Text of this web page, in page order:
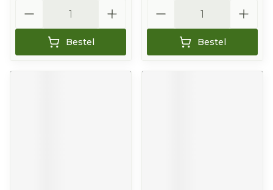
Bestel Bestel